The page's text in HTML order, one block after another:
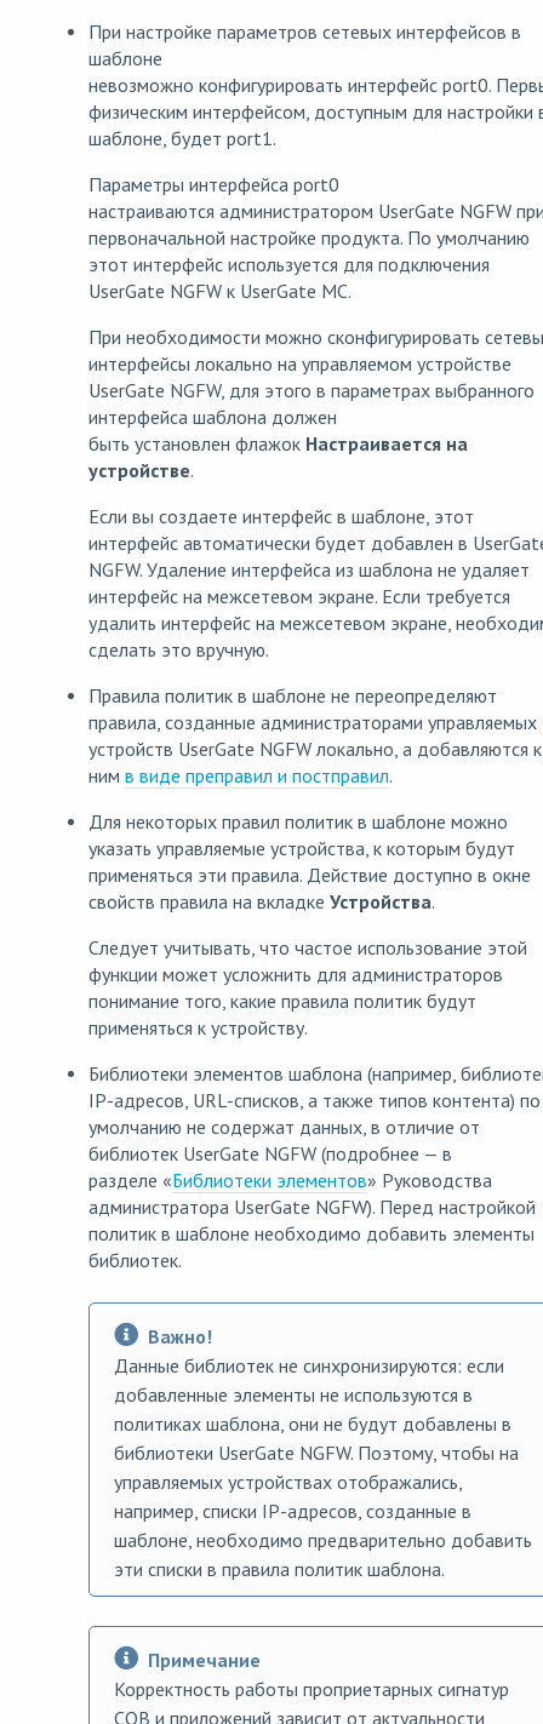
При настройке параметров сетевых интерфейсов в
шаблоне
невозможно конфигурировать интерфейс port0.
физическим интерфейсом, доступным для настройки
шаблоне, будет port1.
Параметры интерфейса port0
настраиваются администратором UserGate NGFW
первоначальной настройке продукта. По умолчанию
этот интерфейс используется для подключения
UserGate NGFW к UserGate MC.
При необходимости можно сконфигурировать
интерфейсы локально на управляемом устройстве
UserGate NGFW, для этого в параметрах выбранного
интерфейса шаблона должен
быть установлен флажок Настраивается на
устройстве.
Если вы создаете интерфейс в шаблоне, этот
интерфейс автоматически будет добавлен в
NGFW. Удаление интерфейса из шаблона не удаляет
интерфейс на межсетевом экране. Если требуется
удалить интерфейс на межсетевом экране,
сделать это вручную.
Правила политик в шаблоне не переопределяют
правила, созданные администраторами управляемых
устройств UserGate NGFW локально, а добавляются к
ним в виде преправил и постправил.
Для некоторых правил политик в шаблоне можно
указать управляемые устройства, к которым будут
применяться эти правила. Действие доступно в окне
свойств правила на вкладке Устройства.
Следует учитывать, что частое использование этой
функции может усложнить для администраторов
понимание того, какие правила политик будут
применяться к устройству.
Библиотеки элементов шаблона (например,
IP-адресов, URL-списков, а также типов контента) по
умолчанию не содержат данных, в отличие от
библиотек UserGate NGFW (подробнее — в
разделе «Библиотеки элементов» Руководства
администратора UserGate NGFW). Перед настройкой
политик в шаблоне необходимо добавить элементы
библиотек.
Важно!
Данные библиотек не синхронизируются: если
добавленные элементы не используются в
политиках шаблона, они не будут добавлены в
библиотеки UserGate NGFW. Поэтому, чтобы на
управляемых устройствах отображались,
например, списки IP-адресов, созданные в
шаблоне, необходимо предварительно добавить
эти списки в правила политик шаблона.
Примечание
Корректность работы проприетарных сигнатур
СОВ и приложений зависит от актуальности